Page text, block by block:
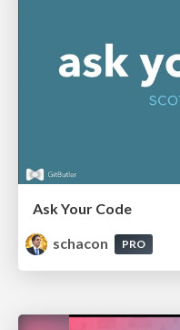
Ask Your Code
schacon
PRO